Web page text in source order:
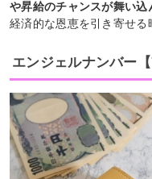
や昇給のチャンスが舞い込
経済的な恩恵を引き寄せる
エンジェルナンバー